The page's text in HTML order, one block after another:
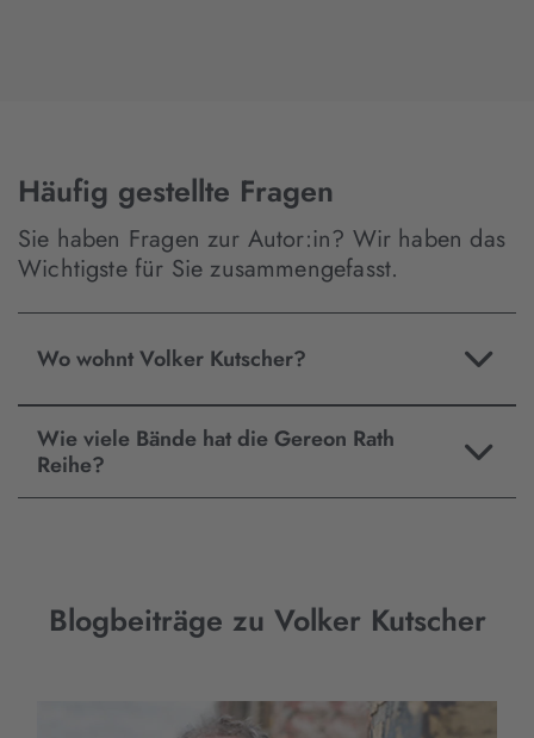
Häufig gestellte Fragen
Sie haben Fragen zur Autor:in? Wir haben das
Wichtigste für Sie zusammengefasst.
Wo wohnt Volker Kutscher?
Wie viele Bände hat die Gereon Rath
Reihe?
Blogbeiträge zu Volker Kutscher